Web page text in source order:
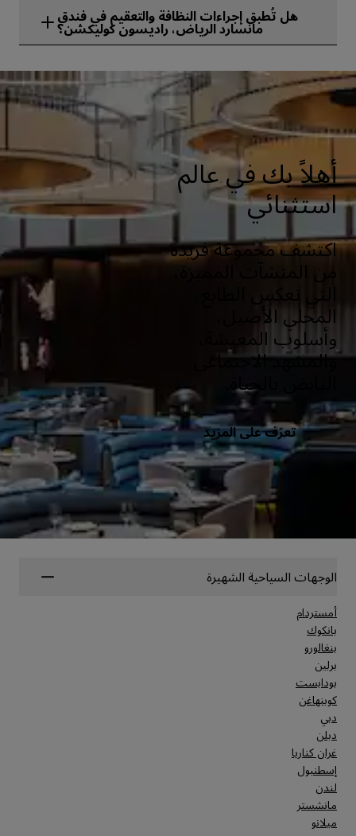
نعم، تتوفر خدمة تخزين الأمتعة في فندق مانسارد الرياض، راديسون
كوليكشن.هل تُطبق إجراءات النظافة والتعقيم في فندق
مانسارد الرياض، راديسون كوليكشن؟
https://www.radissonhotels.com/en-us/social-
responsibility/health-safety
أهلاً بك في عالم
استثنائي
اكتشف مجموعة فريدة
من المنشآت المميزة،
المحلي الأصيل،
وأسلوب المعيشة،
والمشهد الاجتماعي
النابض بالحياة.
تعرّف على المزيد
الوجهات السياحية الشهيرة
أمستردام
بانكوك
بنغالورو
برلين
بودابست
كوبنهاغن
دبي
دبلن
غران كناريا
إسطنبول
لندن
مانشستر
ميلانو